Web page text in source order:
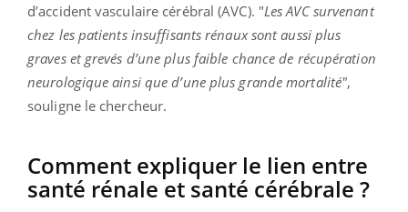
d’accident vasculaire cérébral (AVC). "Les AVC survenant
chez les patients insuffisants rénaux sont aussi plus
graves et grevés d’une plus faible chance de récupération
neurologique ainsi que d’une plus grande mortalité",
souligne le chercheur.
Comment expliquer le lien entre
santé rénale et santé cérébrale ?